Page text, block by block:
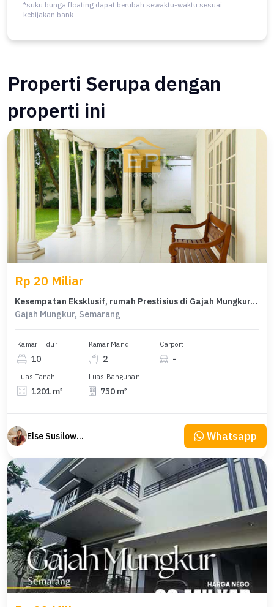
*suku bunga floating dapat berubah sewaktu-waktu sesuai
kebijakan bank
Properti Serupa dengan
properti ini
Rp 20 Miliar
Kesempatan Eksklusif, rumah Prestisius di Gajah Mungkur, Semarang, LB 750m²
Gajah Mungkur, Semarang
Kamar Tidur
10
Kamar Mandi
2
Carport
-
Luas Tanah
1201 m²
Luas Bangunan
750 m²
Else Susilowaty Whatsapp